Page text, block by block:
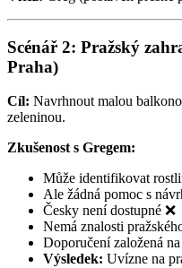
Scénář 2: Pražský
Praha)
Cíl: Navrhnout malou
zeleninou.
Zkušenost s Gregem:
Může identifikovat
Ale žádná pomoc s
Česky není dostupné ❌
Nemá znalosti
Doporučení založená
Výsledek: Uvízne na